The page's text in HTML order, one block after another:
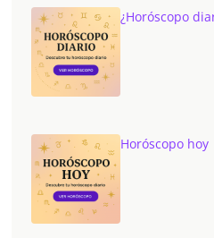
¿Horóscopo
Horóscopo hoy